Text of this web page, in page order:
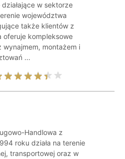
w sektorze
województwa
także klientów z
oferuje kompleksowe
wynajmem, montażem i
...
Handlowa z
roku działa na terenie
transportowej oraz w